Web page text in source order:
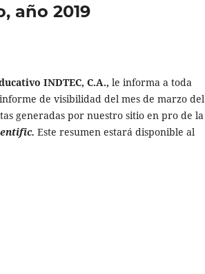
año 2019
INDTEC, C.A., le informa a toda
de visibilidad del mes de marzo del
generadas por nuestro sitio en pro de la
Este resumen estará disponible al